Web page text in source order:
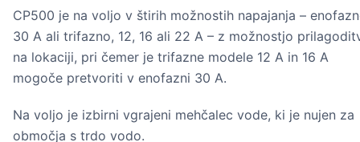
CP500 je na voljo v štirih možnostih napajanja –
30 A ali trifazno, 12, 16 ali 22 A – z možnostjo
na lokaciji, pri čemer je trifazne modele 12 A in 16 A
mogoče pretvoriti v enofazni 30 A.
Na voljo je izbirni vgrajeni mehčalec vode, ki je nujen za
območja s trdo vodo.